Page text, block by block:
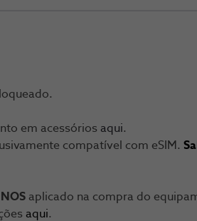
em acessórios aqui.
compatível com eSIM.
aplicado na compra do
aqui.